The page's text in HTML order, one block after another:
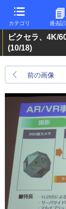
カテゴリ 過去記
ピクセラ、4K/
(10/18)
前の画像